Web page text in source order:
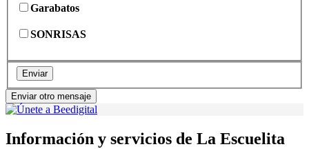
Garabatos
SONRISAS
Enviar
Enviar otro mensaje
Información y servicios de La Escuelita